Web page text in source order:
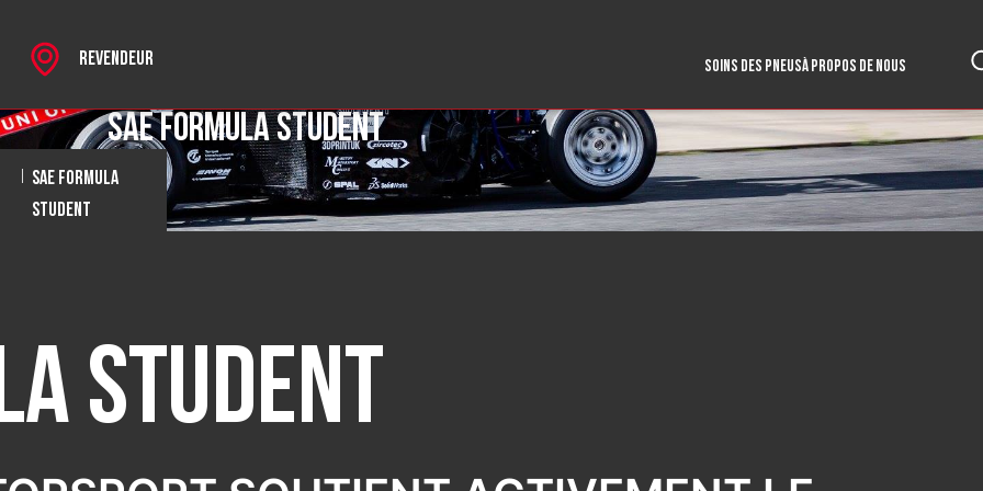
REVENDEUR SOINS DES PNEUSÀ PROPOS DE NOUS
SAE Formula Student
| SAE FORMULA
STUDENT
Student
MKII